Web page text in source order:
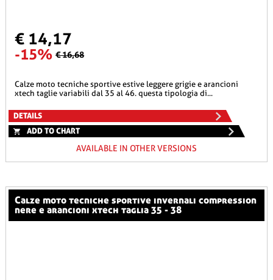
€ 14,17
-15% € 16,68
calze moto tecniche sportive estive leggere grigie e arancioni
xtech taglie variabili dal 35 al 46. questa tipologia di...
DETAILS
ADD TO CHART
AVAILABLE IN OTHER VERSIONS
calze moto tecniche sportive invernali compression
nere e arancioni xtech taglia 35 - 38